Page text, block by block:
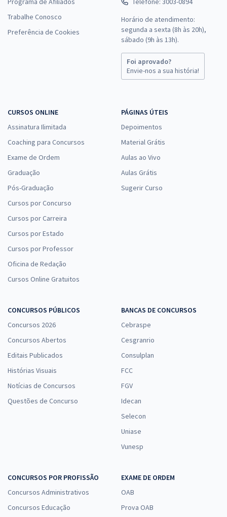
Trabalhe Conosco
Preferência de Cookies
Horário de atendimento:
segunda a sexta (8h às 20h),
sábado (9h às 13h).
Foi aprovado?
Envie-nos a sua história!
CURSOS ONLINE
Assinatura Ilimitada
Coaching para Concursos
Exame de Ordem
Graduação
Pós-Graduação
Cursos por Concurso
Cursos por Carreira
Cursos por Estado
Cursos por Professor
Oficina de Redação
Cursos Online Gratuitos
PÁGINAS ÚTEIS
Depoimentos
Material Grátis
Aulas ao Vivo
Aulas Grátis
Sugerir Curso
CONCURSOS PÚBLICOS
Concursos 2026
Concursos Abertos
Editais Publicados
Histórias Visuais
Notícias de Concursos
Questões de Concurso
BANCAS DE CONCURSOS
Cebraspe
Cesgranrio
Consulplan
FCC
FGV
Idecan
Selecon
Uniase
Vunesp
CONCURSOS POR PROFISSÃO
Concursos Administrativos
Concursos Educação
EXAME DE ORDEM
OAB
Prova OAB